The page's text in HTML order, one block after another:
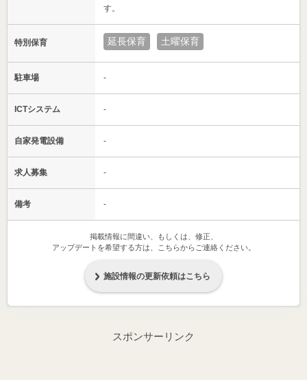
す。
特別保育 延長保育 土曜保育
駐車場 -
ICTシステム -
自家発電設備 -
求人募集 -
備考 -
掲載情報に間違い、もしくは、修正、
アップデートを希望する方は、こちらからご連絡ください。
施設情報の更新依頼はこちら
スポンサーリンク